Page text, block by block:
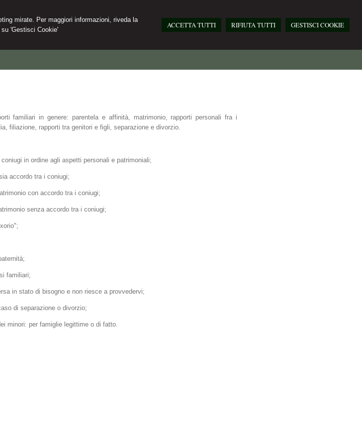
mirate. Per maggiori informazioni, riveda la
'Gestisci Cookie'
ACCETTA TUTTI RIFIUTA TUTTI GESTISCI COOKIE
familiari in genere: parentela e affinità, matrimonio, rapporti personali fra i
filiazione, rapporti tra genitori e figli, separazione e divorzio.
in ordine agli aspetti personali e patrimoniali;
accordo tra i coniugi;
con accordo tra i coniugi;
senza accordo tra i coniugi;
familiari;
in stato di bisogno e non riesce a provvedervi;
di separazione o divorzio;
minori: per famiglie legittime o di fatto.